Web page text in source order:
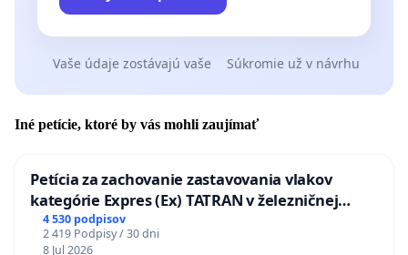
Vaše údaje zostávajú vaše Súkromie už v návrhu
Iné petície, ktoré by vás mohli zaujímať
Petícia za zachovanie zastavovania vlakov
kategórie Expres (Ex) TATRAN v železničnej
stanici Púchov
4 530 podpisov
2 419 Podpisy / 30 dni
8 Jul 2026